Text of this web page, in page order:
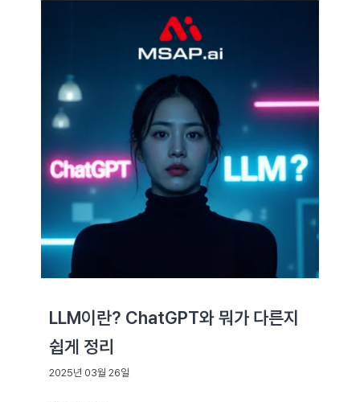
LLM이란? ChatGPT와 뭐가 다른지
쉽게 정리
2025년 03월 26일